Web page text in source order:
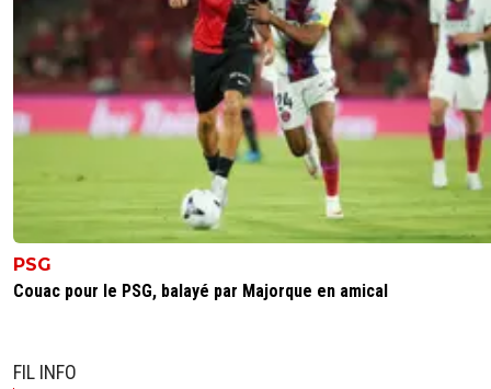
PSG
Couac pour le PSG, balayé par Majorque en amical
FIL INFO